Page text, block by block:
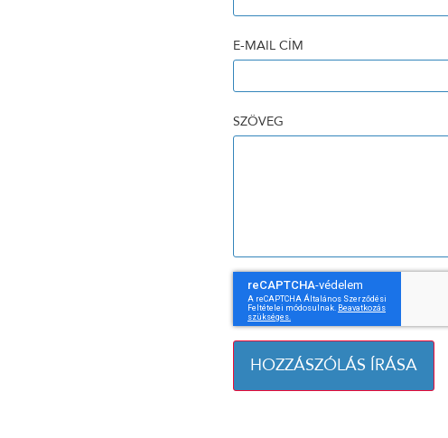
E-MAIL CÍM
SZÖVEG
HOZZÁSZÓLÁS ÍRÁSA